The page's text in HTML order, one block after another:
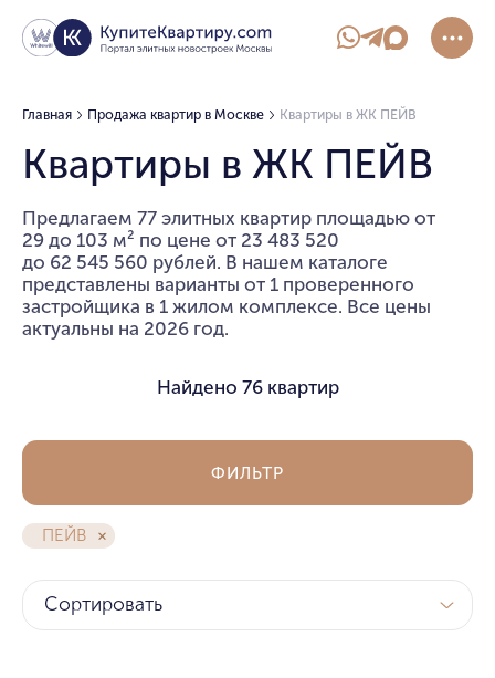
Главная Продажа квартир в Москве Квартиры в ЖК ПЕЙВ
Квартиры в ЖК ПЕЙВ
Предлагаем 77 элитных квартир площадью от
29 до 103 м² по цене от 23 483 520
до 62 545 560 рублей. В нашем каталоге
представлены варианты от 1 проверенного
застройщика в 1 жилом комплексе. Все цены
актуальны на 2026 год.
Найдено 76 квартир
ПЕЙВ
ФИЛЬТР
Сортировать